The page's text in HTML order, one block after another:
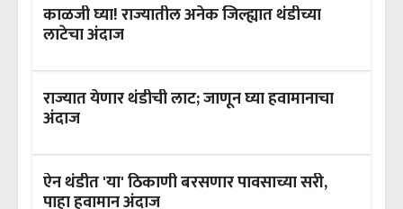
काळजी घ्या! राज्यातील अनेक जिल्ह्यात थंडीच्या
लाटेचा अंदाज
राज्यात येणार थंडीची लाट; जाणून घ्या हवामानाचा
अंदाज
ऐन थंडीत 'या' ठिकाणी बरसणार पावसाच्या सरी,
पाहा हवामान अंदाज